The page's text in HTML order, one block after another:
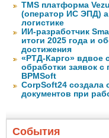
TMS платформа
(оператор ИС ЭПД)
логистике
ИИ-разработчик
итоги 2025 года и
достижения
«РТД-Карго» вдвое
обработки заявок
BPMSoft
CorpSoft24 создала
документов при
События